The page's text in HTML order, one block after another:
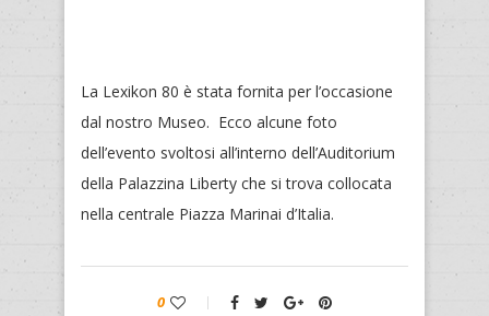
La Lexikon 80 è stata fornita per l’occasione
dal nostro Museo. Ecco alcune foto
dell’evento svoltosi all’interno dell’Auditorium
della Palazzina Liberty che si trova collocata
nella centrale Piazza Marinai d’Italia.
0